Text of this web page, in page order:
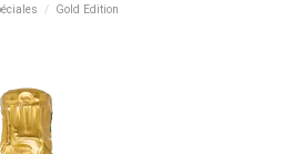
Gold Edition